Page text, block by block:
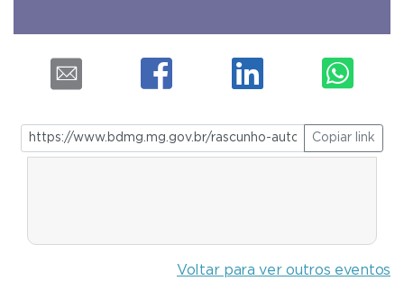
Copiar link
Voltar para ver outros eventos